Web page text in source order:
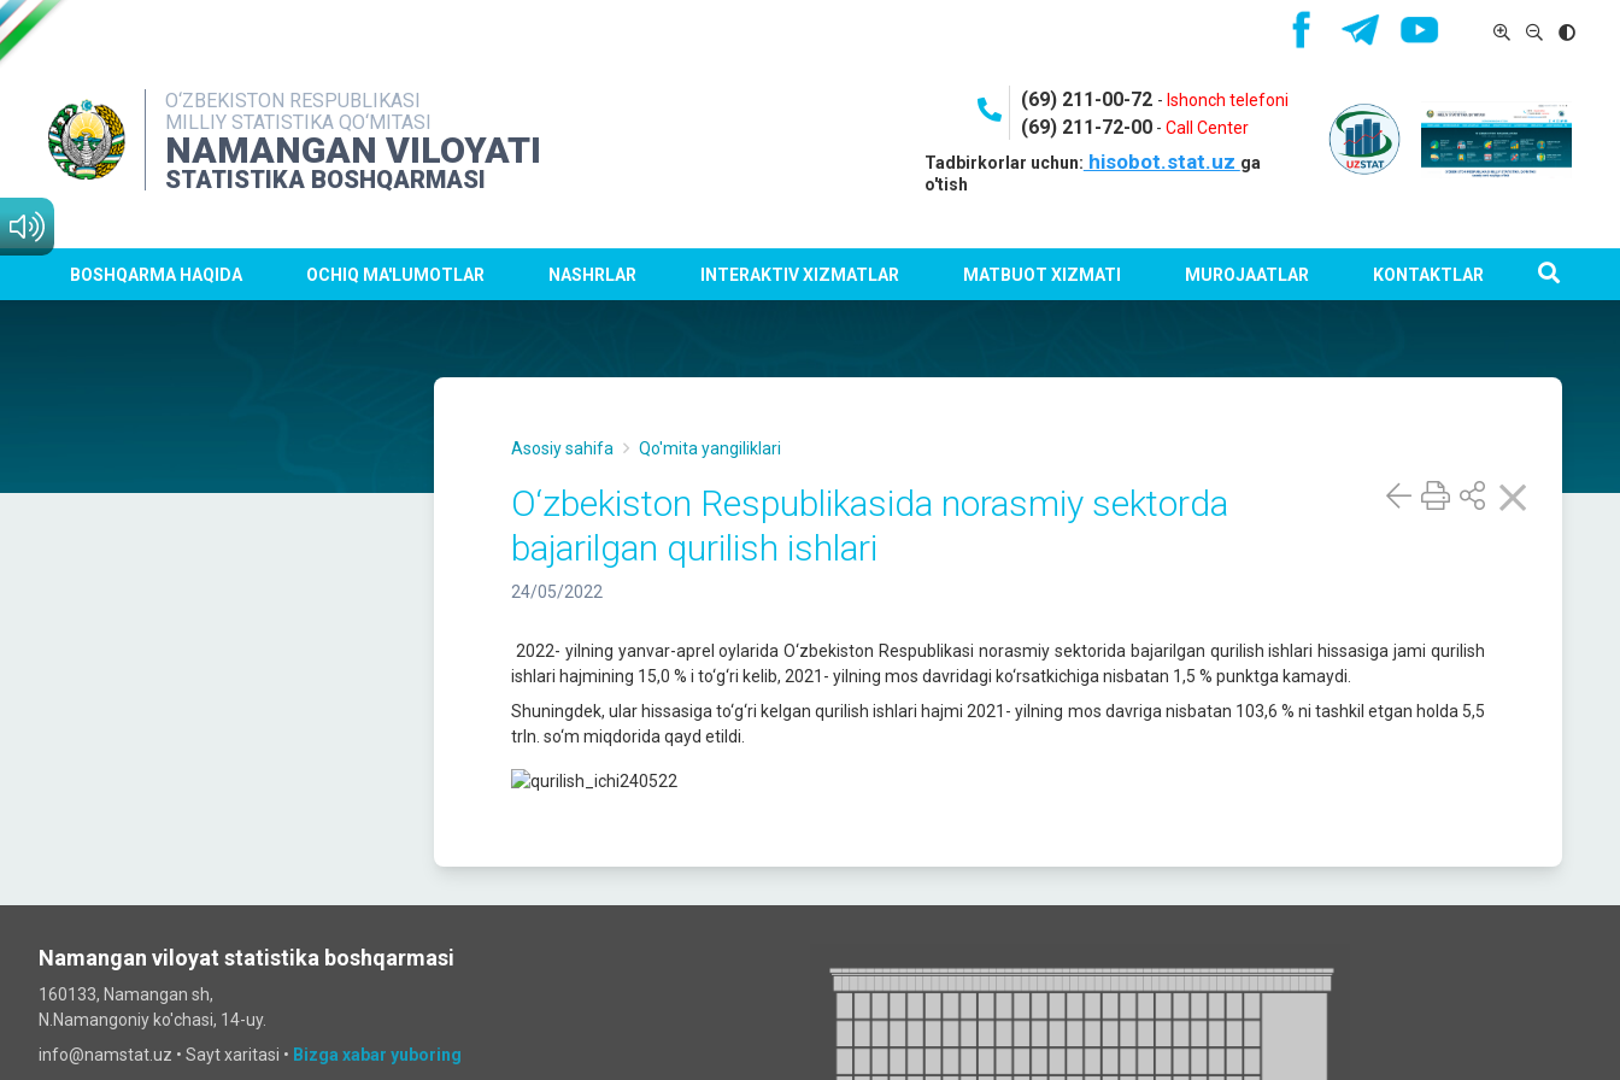
O‘ZBEKISTON RESPUBLIKASI
MILLIY STATISTIKA QO‘MITASI
NAMANGAN VILOYATI
STATISTIKA BOSHQARMASI
(69) 211-00-72 - Ishonch telefoni
(69) 211-72-00- Call Center
Tadbirkorlar uchun: hisobot.stat.uz ga
o'tish
BOSHQARMA HAQIDA OCHIQ MA'LUMOTLAR NASHRLAR INTERAKTIV XIZMATLAR MATBUOT XIZMATI MUROJAATLAR KONTAKTLAR
Asosiy sahifa Qo'mita yangiliklari
O‘zbekiston Respublikasida norasmiy sektorda
bajarilgan qurilish ishlari
24/05/2022
2022- yilning yanvar-aprel oylarida O‘zbekiston Respublikasi norasmiy sektorida bajarilgan qurilish ishlari hissasiga jami qurilish
ishlari hajmining 15,0 % i to‘g‘ri kelib, 2021- yilning mos davridagi ko‘rsatkichiga nisbatan 1,5 % punktga kamaydi.
Shuningdek, ular hissasiga to‘g‘ri kelgan qurilish ishlari hajmi 2021- yilning mos davriga nisbatan 103,6 % ni tashkil etgan holda 5,5
trln. so‘m miqdorida qayd etildi.
Namangan viloyat statistika boshqarmasi
160133, Namangan sh,
N.Namangoniy ko'chasi, 14-uy.
info@namstat.uz • Sayt xaritasi • Bizga xabar yuboring